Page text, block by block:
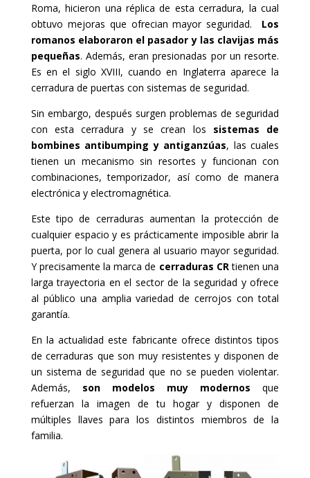
Roma, hicieron una réplica de esta cerradura, la cual
obtuvo mejoras que ofrecian mayor seguridad. Los
romanos elaboraron el pasador y las clavijas más
pequeñas. Además, eran presionadas por un resorte.
Es en el siglo XVIII, cuando en Inglaterra aparece la
cerradura de puertas con sistemas de seguridad.
Sin embargo, después surgen problemas de seguridad
con esta cerradura y se crean los sistemas de
bombines antibumping y antiganzúas, las cuales
tienen un mecanismo sin resortes y funcionan con
combinaciones, temporizador, así como de manera
electrónica y electromagnética.
Este tipo de cerraduras aumentan la protección de
cualquier espacio y es prácticamente imposible abrir la
puerta, por lo cual genera al usuario mayor seguridad.
Y precisamente la marca de cerraduras CRtienen una
larga trayectoria en el sector de la seguridad y ofrece
al público una amplia variedad de cerrojos con total
garantía.
En la actualidad este fabricante ofrece distintos tipos
de cerraduras que son muy resistentes y disponen de
un sistema de seguridad que no se pueden violentar.
Además, son modelos muy modernos que
refuerzan la imagen de tu hogar y disponen de
múltiples llaves para los distintos miembros de la
familia.